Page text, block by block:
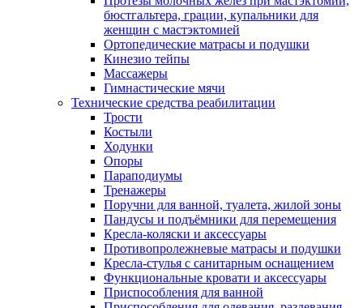
бюстгальтера, грации, купальники для
женщин с мастэктомией
Ортопедические матрасы и подушки
Кинезио тейпы
Массажеры
Гимнастические мячи
Технические средства реабилитации
Трости
Костыли
Ходунки
Опоры
Параподиумы
Тренажеры
Поручни для ванной, туалета, жилой зоны
Пандусы и подъёмники для перемещения
Кресла-коляски и аксессуары
Противопролежневые матрасы и подушки
Кресла-стулья с санитарным оснащением
Функциональные кровати и аксессуары
Приспособления для ванной